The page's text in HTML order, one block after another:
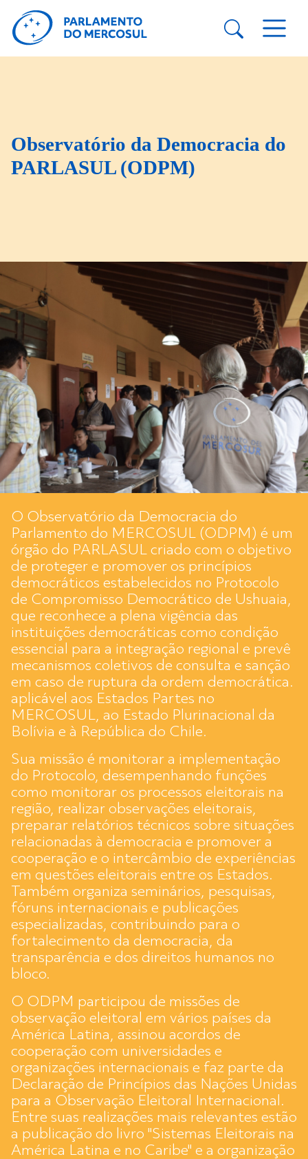
Observatório da Democracia do
PARLASUL (ODPM)
O Observatório da Democracia do
Parlamento do MERCOSUL (ODPM) é um
órgão do PARLASUL criado com o objetivo
de proteger e promover os princípios
democráticos estabelecidos no Protocolo
de Compromisso Democrático de Ushuaia,
que reconhece a plena vigência das
instituições democráticas como condição
essencial para a integração regional e prevê
mecanismos coletivos de consulta e sanção
em caso de ruptura da ordem democrática.
aplicável aos Estados Partes no
MERCOSUL, ao Estado Plurinacional da
Bolívia e à República do Chile.
Sua missão é monitorar a implementação
do Protocolo, desempenhando funções
como monitorar os processos eleitorais na
região, realizar observações eleitorais,
preparar relatórios técnicos sobre situações
relacionadas à democracia e promover a
cooperação e o intercâmbio de experiências
em questões eleitorais entre os Estados.
Também organiza seminários, pesquisas,
fóruns internacionais e publicações
especializadas, contribuindo para o
fortalecimento da democracia, da
transparência e dos direitos humanos no
bloco.
O ODPM participou de missões de
observação eleitoral em vários países da
América Latina, assinou acordos de
cooperação com universidades e
organizações internacionais e faz parte da
Declaração de Princípios das Nações Unidas
para a Observação Eleitoral Internacional.
Entre suas realizações mais relevantes estão
a publicação do livro "Sistemas Eleitorais na
América Latina e no Caribe" e a organização